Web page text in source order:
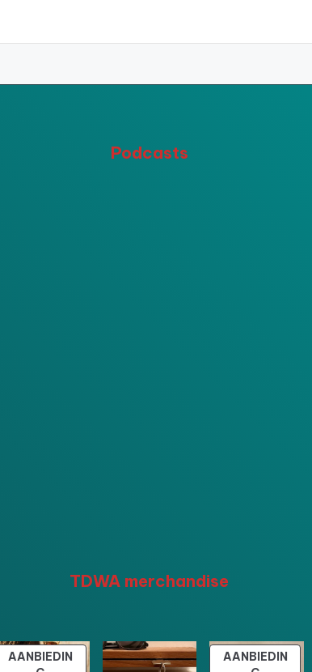
Podcasts
TDWA merchandise
AANBIEDIN
AANBIEDIN